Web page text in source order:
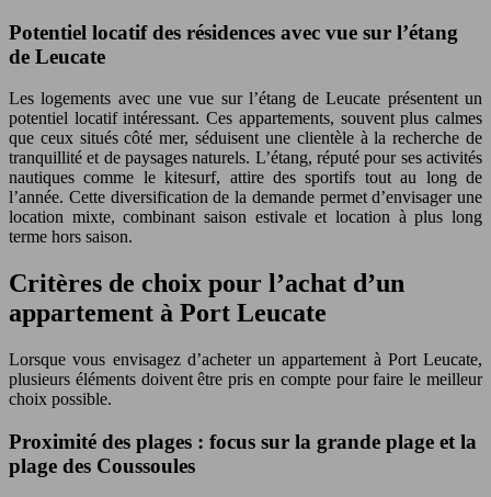
Potentiel locatif des résidences avec vue sur l’étang
de Leucate
Les logements avec une vue sur l’étang de Leucate présentent un
potentiel locatif intéressant. Ces appartements, souvent plus calmes
que ceux situés côté mer, séduisent une clientèle à la recherche de
tranquillité et de paysages naturels. L’étang, réputé pour ses activités
nautiques comme le kitesurf, attire des sportifs tout au long de
l’année. Cette diversification de la demande permet d’envisager une
location mixte, combinant saison estivale et location à plus long
terme hors saison.
Critères de choix pour l’achat d’un
appartement à Port Leucate
Lorsque vous envisagez d’acheter un appartement à Port Leucate,
plusieurs éléments doivent être pris en compte pour faire le meilleur
choix possible.
Proximité des plages : focus sur la grande plage et la
plage des Coussoules